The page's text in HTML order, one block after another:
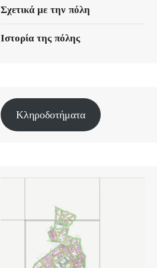
Σχετικά με την πόλη
Ιστορία της πόλης
Κληροδοτήματα